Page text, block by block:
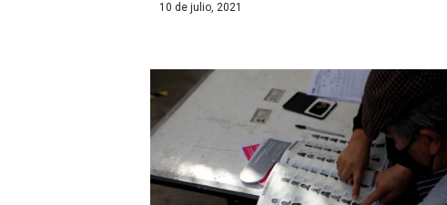
10 de julio, 2021